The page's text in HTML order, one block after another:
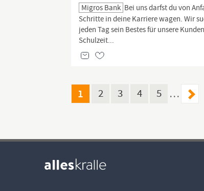
Migros Bank Bei uns darfst du von
Schritte in deine Karriere wagen. Wir
jeden Tag sein Bestes für unsere
Schulzeit...
1 2 3 4 5 …